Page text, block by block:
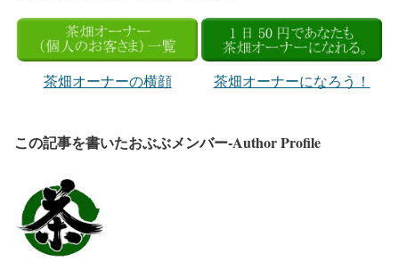
茶畑オーナーの横顔 茶畑オーナーになろう！
この記事を書いたおぶぶメンバー-Author Profile